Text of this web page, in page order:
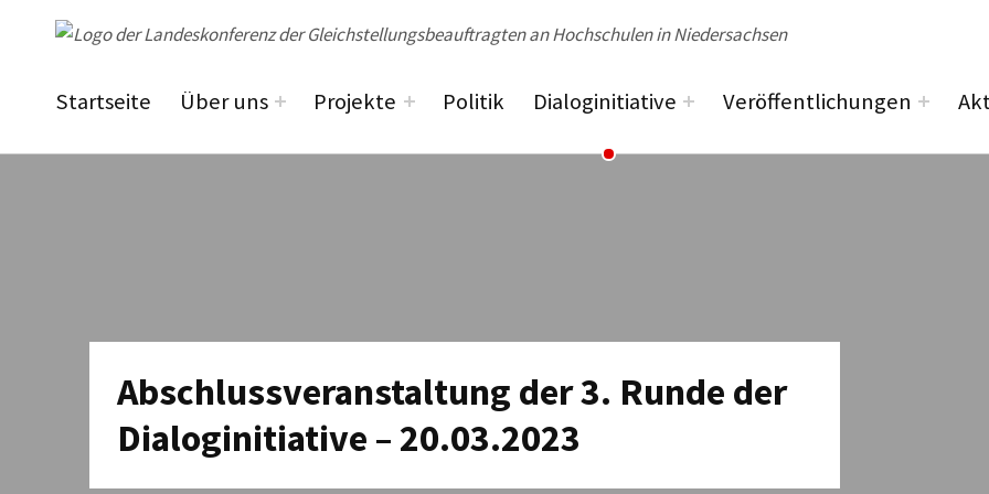
lakog niedersachsen
Startseite Über uns Projekte Politik Dialoginitiative Veröffentlichungen
Abschlussveranstaltung der 3. Runde der
Dialoginitiative – 20.03.2023